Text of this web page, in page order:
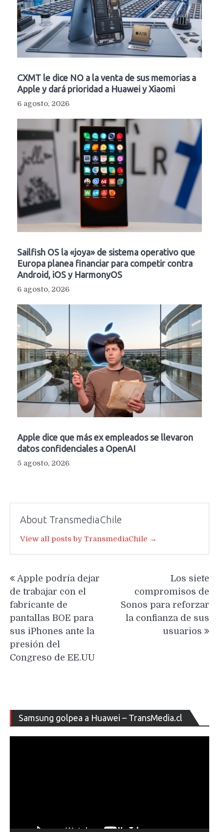
CXMT le dice NO a la venta de sus memorias a
Apple y dará prioridad a Huawei y Xiaomi
6 agosto, 2026
Sailfish OS la «joya» de sistema operativo que
Europa planea financiar para competir contra
Android, iOS y HarmonyOS
6 agosto, 2026
Apple dice que más ex empleados se llevaron
datos confidenciales a OpenAI
5 agosto, 2026
About TransmediaChile
View all posts by TransmediaChile →
de
entradas
Apple podría dejar
de trabajar con el
fabricante de
pantallas BOE para
sus iPhones ante la
presión del
Congreso de EE.UU
Los siete
compromisos de
Sonos para reforzar
la confianza de sus
usuarios
Samsung golpea a Huawei – TransMedia.cl
de